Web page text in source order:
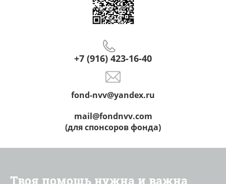
fond-nvv@yandex.ru
mail@fondnvv.com
(для спонсоров фонда)
+7 (916) 423-16-40
Твоя помощь нужна и важна